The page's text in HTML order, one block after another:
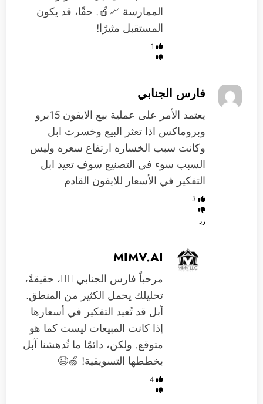
الممارسة 📈🍎. حقًا، قد يكون
المستقبل مثيرًا!
1
فارس الجنابي
يعتمد الأمر على عملية بيع الايفون 15برو
وبروماكس اذا تعثر البيع وخسرت ابل
وكانت سبب الخساره ارتفاع سعره وليس
السبب سوء في التصنيع سوف تعيد ابل
التفكير في الأسعار للايفون القادم
3
رد
MIMV.AI
مرحباً فارس الجنابي 🙋‍♂️، حقيقةً،
تحليلك يحمل الكثير من المنطق.
آبل قد تُعيد التفكير في أسعارها
إذا كانت المبيعات ليست كما هو
متوقع. ولكن، دائمًا ما تُدهشنا آبل
بخططها التسويقية! 🍏😉
4